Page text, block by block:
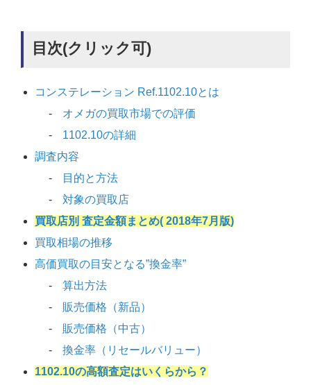
目次(クリック可)
コンステレーション Ref.1102.10とは
オメガの買取市場での評価
1102.10の詳細
調査内容
目的と方法
対象の買取店
買取店別 査定金額まとめ( 2018年7月版)
買取相場の推移
高価買取の目安となる”換金率”
算出方法
販売価格（新品）
販売価格（中古）
換金率（リセールバリュー）
1102.10の高額査定はいくらから？